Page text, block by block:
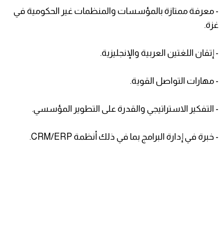
- معرفة ممتازة بالمؤسسات والمنظمات غير الحكومية في
غزة.
- إتقان اللغتين العربية والإنجليزية.
- مهارات التواصل القوية.
- التفكير الاستراتيجي والقدرة على التطوير المؤسسي.
- خبرة في إدارة البرامج بما في ذلك أنظمة CRM/ERP.